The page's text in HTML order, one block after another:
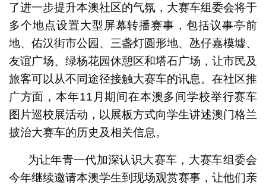
了进一步提升本澳社区的气氛，大赛车组委会将于
多个地点设置大型屏幕转播赛事，包括议事亭前
地、佑汉街市公园、三盏灯圆形地、氹仔嘉模墟、
友谊广场、绿杨花园休憩区和塔石广场，让市民及
旅客可以从不同途径接触大赛车的讯息。在社区推
广方面，本年11月期间在本澳多间学校举行赛车
图片巡校展活动，以展板方式向学生讲述澳门格兰
披治大赛车的历史及相关信息。
为让年青一代加深认识大赛车，大赛车组委会
今年继续邀请本澳学生到现场观赏赛事，让他们亲